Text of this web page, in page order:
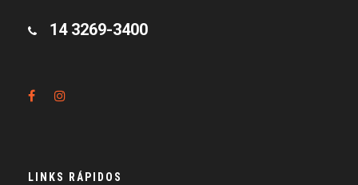
14 3269-3400
LINKS RÁPIDOS